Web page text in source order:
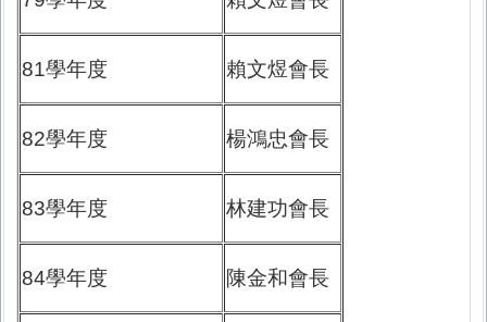
81學年度 賴文煜會長
82學年度 楊鴻忠會長
83學年度 林建功會長
84學年度 陳金和會長